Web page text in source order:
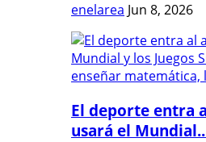
enelarea Jun 8, 2026
El deporte entra
usará el